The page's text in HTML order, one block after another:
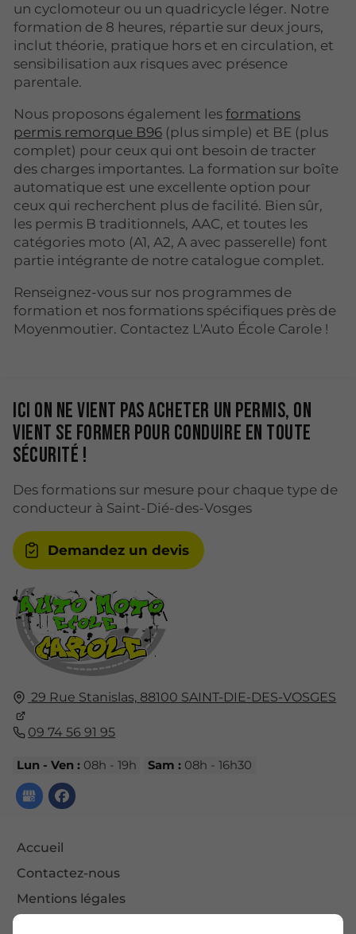
un cyclomoteur ou un quadricycle léger. Notre
formation de 8 heures, répartie sur deux jours,
inclut théorie, pratique hors et en circulation, et
sensibilisation aux risques avec présence
parentale.
Nous proposons également les formations
permis remorque B96 (plus simple) et BE (plus
complet) pour ceux qui ont besoin de tracter
des charges importantes. La formation sur boîte
automatique est une excellente option pour
ceux qui recherchent plus de facilité. Bien sûr,
les permis B traditionnels, AAC, et toutes les
catégories moto (A1, A2, A avec passerelle) font
partie intégrante de notre catalogue complet.
Renseignez-vous sur nos programmes de
formation et nos formations spécifiques près de
Moyenmoutier. Contactez L'Auto École Carole !
29 Rue Stanislas, 88100 SAINT-DIE-DES-VOSGES
09 74 56 91 95
Lun - Ven :08h - 19h Sam :08h - 16h30
Accueil
Contactez-nous
Mentions légales
Ici on ne vient pas acheter un permis, on
vient se former pour conduire en toute
sécurité !
Des formations sur mesure pour chaque type de
conducteur à Saint-Dié-des-Vosges
Demandez un devis